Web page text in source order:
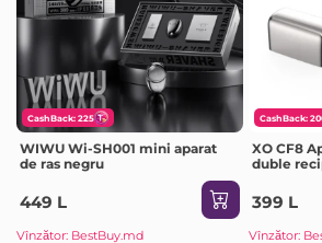
CashBack: 225
WIWU Wi-SH001 mini aparat
de ras negru
449 L
Vînzător: BestBuy.md
CashBack:
XO CF8
duble
399 L
Vînzător: